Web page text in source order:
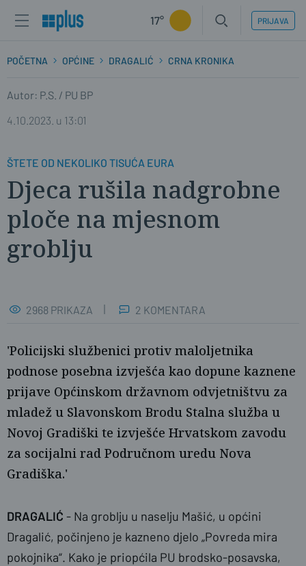
17° PRIJAVA
POČETNA OPĆINE DRAGALIĆ CRNA KRONIKA
Autor: P.S. / PU BP
4.10.2023. u 13:01
ŠTETE OD NEKOLIKO TISUĆA EURA
Djeca rušila nadgrobne
ploče na mjesnom
groblju
2968 PRIKAZA 2 KOMENTARA
'Policijski službenici protiv maloljetnika
podnose posebna izvješća kao dopune kaznene
prijave Općinskom državnom odvjetništvu za
mladež u Slavonskom Brodu Stalna služba u
Novoj Gradiški te izvješće Hrvatskom zavodu
za socijalni rad Područnom uredu Nova
Gradiška.'
DRAGALIĆ - Na groblju u naselju Mašić, u općini
Dragalić, počinjeno je kazneno djelo „Povreda mira
pokojnika“. Kako je priopćila PU brodsko-posavska,